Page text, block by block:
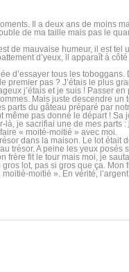
Il a deux ans de moins
de ma taille mais pas le
de mauvaise humeur, il est tel
d’yeux, il apparaît à côté
d’essayer tous les toboggans.
premier pas ? J’étais le plus
j’étais et je suis ! Passer en
Mais juste descendre un
parts du gâteau préparé par
même pas donné le départ ! Sa
je sacrifiai une de mes parts :
« moité-moitié » avec moi.
dans la maison. Le lot était
trésor. A peine les yeux posés
frère fit le tour mais moi, je
lot, pas si gros que ça. Mon
moitié ». En vérité, l’argent